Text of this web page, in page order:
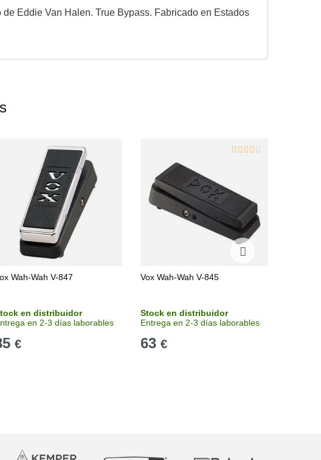
Eddie Van Halen. True Bypass. Fabricado en Estados
Wah-Wah V-847
en distribuidor
en 2-3 días laborables
€
Vox Wah-Wah V-845
Stock en distribuidor
Entrega en 2-3 días laborables
63 €